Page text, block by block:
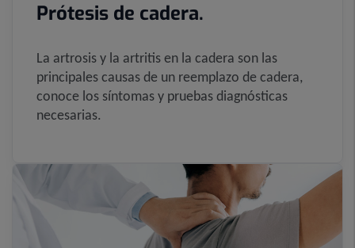
Prótesis de cadera.
La artrosis y la artritis en la cadera son las
principales causas de un reemplazo de cadera,
conoce los síntomas y pruebas diagnósticas
necesarias.